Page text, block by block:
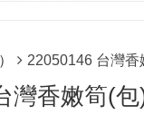
22050146 台灣香
灣香嫩筍(包